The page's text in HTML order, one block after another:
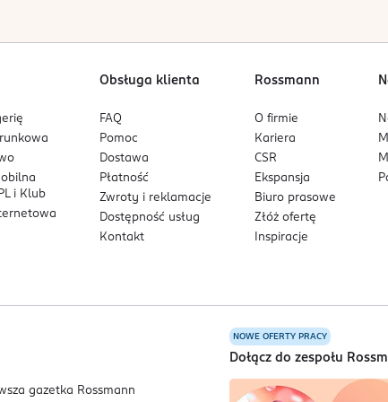
i Klub
Obsługa klienta
FAQ
Pomoc
Dostawa
Płatność
Zwroty i reklamacje
Dostępność usług
Kontakt
Rossmann
O firmie
Kariera
CSR
Ekspansja
Biuro prasowe
Złóż ofertę
Inspiracje
NOWE OFERTY PRACY
Dołącz do zespołu